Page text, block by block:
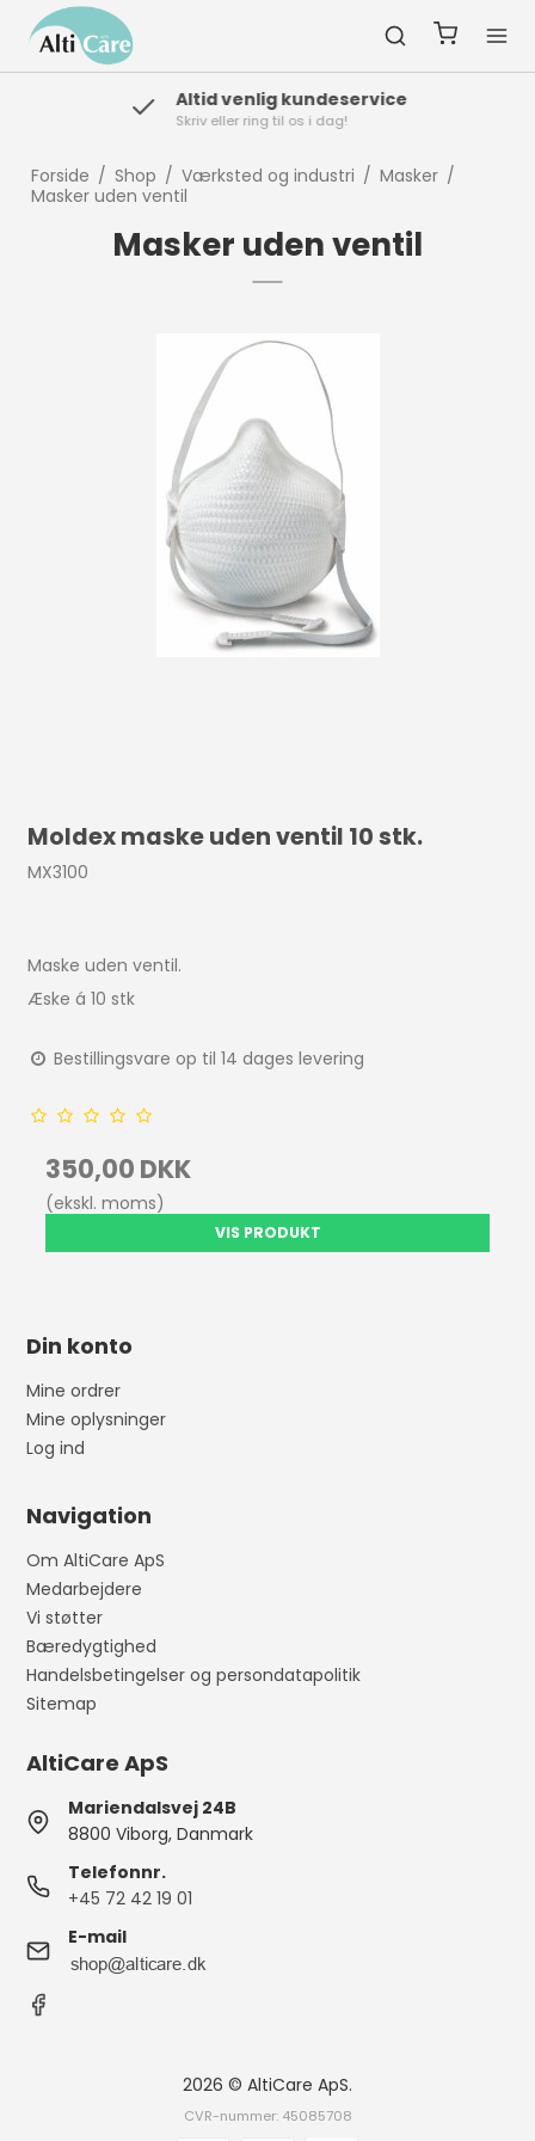
Altid venlig kundeservice
Skriv eller ring til os i dag!
Forside / Shop / Værksted og industri / Masker /
Masker uden ventil
Masker uden ventil
Moldex maske uden ventil 10 stk.
MX3100
Maske uden ventil.
Æske á 10 stk
Bestillingsvare op til 14 dages levering
350,00 DKK
(ekskl. moms)
VIS PRODUKT
Din konto
Mine ordrer
Mine oplysninger
Log ind
Navigation
Om AltiCare ApS
Medarbejdere
Vi støtter
Bæredygtighed
Handelsbetingelser og persondatapolitik
Sitemap
AltiCare ApS
Mariendalsvej 24B
8800 Viborg, Danmark
Telefonnr.
+45 72 42 19 01
E-mail
2026 © AltiCare ApS.
CVR-nummer: 45085708